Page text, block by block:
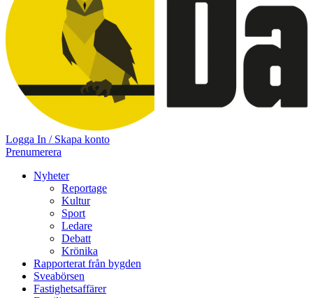
Logga In / Skapa konto
Prenumerera
Nyheter
Reportage
Kultur
Sport
Ledare
Debatt
Krönika
Rapporterat från bygden
Sveabörsen
Fastighetsaffärer